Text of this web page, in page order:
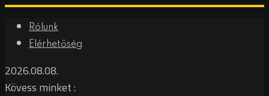
Rólunk
Elérhetőség
2026.08.08.
Kövess minket :